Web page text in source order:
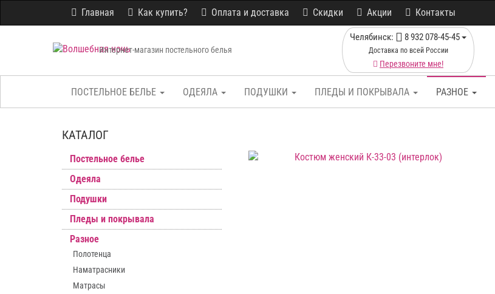
Главная Как купить? Оплата и доставка Скидки Акции Контакты
Интернет-магазин постельного белья
Челябинск: 8 932 078-45-45
Доставка по всей России
Перезвоните мне!
ПОСТЕЛЬНОЕ БЕЛЬЕ ОДЕЯЛА ПОДУШКИ ПЛЕДЫ И ПОКРЫВАЛА РАЗНОЕ
КАТАЛОГ
Постельное белье
Одеяла
Подушки
Пледы и покрывала
Разное
Полотенца
Наматрасники
Матрасы